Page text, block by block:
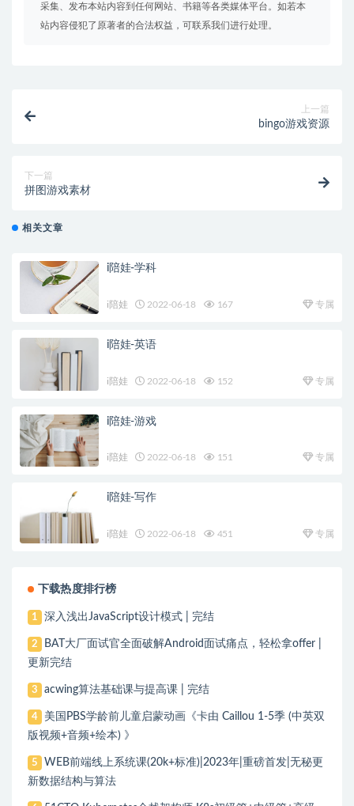
采集、发布本站内容到任何网站、书籍等各类媒体平台。如若本
站内容侵犯了原著者的合法权益，可联系我们进行处理。
上一篇
bingo游戏资源
下一篇
拼图游戏素材
相关文章
i陪娃-学科
i陪娃 2022-06-18 167 专属
i陪娃-英语
i陪娃 2022-06-18 152 专属
i陪娃-游戏
i陪娃 2022-06-18 151 专属
i陪娃-写作
i陪娃 2022-06-18 451 专属
下载热度排行榜
1 深入浅出JavaScript设计模式 | 完结
2
BAT大厂面试官全面破解Android面试痛点，轻松拿offer |
更新完结
3 acwing算法基础课与提高课 | 完结
4
美国PBS学龄前儿童启蒙动画《卡由 Caillou 1-5季 (中英双
版视频+音频+绘本) 》
5
WEB前端线上系统课(20k+标准)|2023年|重磅首发|无秘更
新数据结构与算法